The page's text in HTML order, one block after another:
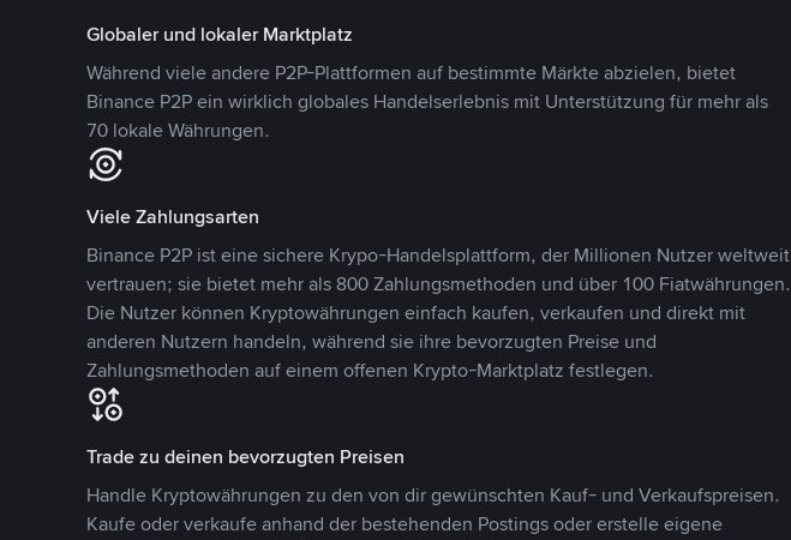
Globaler und lokaler Marktplatz
Während viele andere P2P-Plattformen auf bestimmte Märkte abzielen, bietet
Binance P2P ein wirklich globales Handelserlebnis mit Unterstützung für mehr als
70 lokale Währungen.
Viele Zahlungsarten
Binance P2P ist eine sichere Krypo-Handelsplattform, der Millionen Nutzer weltweit
vertrauen; sie bietet mehr als 800 Zahlungsmethoden und über 100 Fiatwährungen.
Die Nutzer können Kryptowährungen einfach kaufen, verkaufen und direkt mit
anderen Nutzern handeln, während sie ihre bevorzugten Preise und
Zahlungsmethoden auf einem offenen Krypto-Marktplatz festlegen.
Trade zu deinen bevorzugten Preisen
Handle Kryptowährungen zu den von dir gewünschten Kauf- und Verkaufspreisen.
Kaufe oder verkaufe anhand der bestehenden Postings oder erstelle eigene